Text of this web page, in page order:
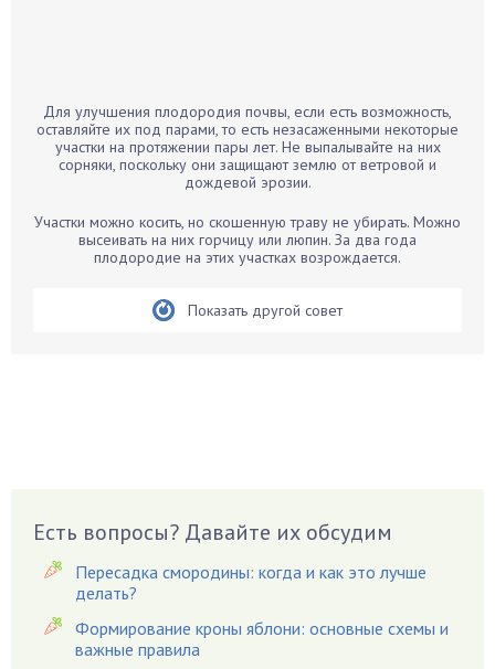
Бархатцы
Бегония
Бирючина
Бобовые
Вредители
Гардения
Гацания
Гвоздики
Георгины
Для улучшения плодородия почвы, если есть возможность,
оставляйте их под парами, то есть незасаженными некоторые
участки на протяжении пары лет. Не выпалывайте на них
сорняки, поскольку они защищают землю от ветровой и
дождевой эрозии.
Участки можно косить, но скошенную траву не убирать. Можно
высеивать на них горчицу или люпин. За два года
плодородие на этих участках возрождается.
Показать другой совет
Есть вопросы? Давайте их обсудим
Пересадка смородины: когда и как это лучше
делать?
Формирование кроны яблони: основные схемы и
важные правила